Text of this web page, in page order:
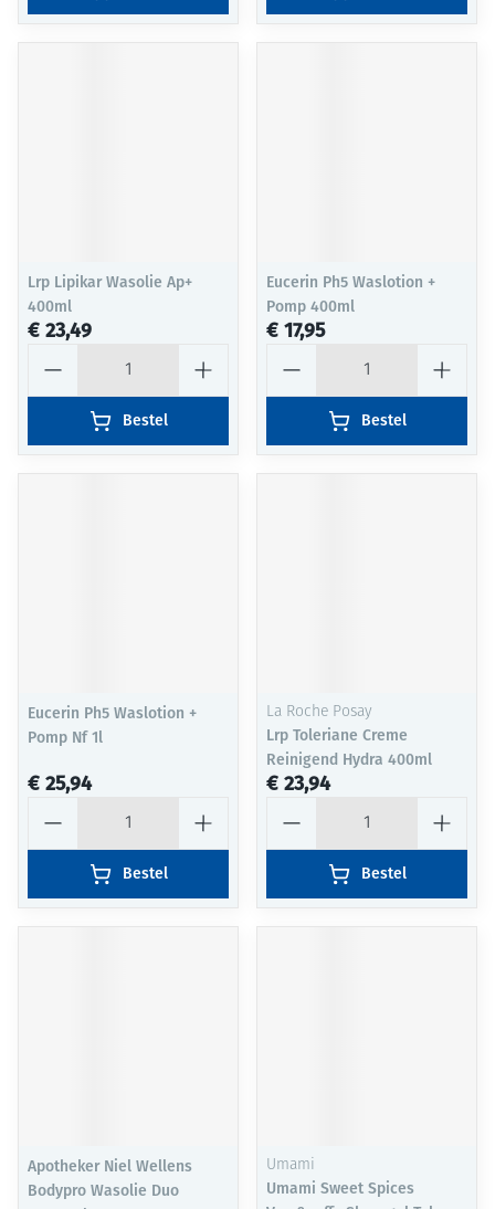
Lrp Lipikar Wasolie Ap+
400ml
€ 23,49
Bestel
Eucerin Ph5 Waslotion +
Pomp 400ml
€ 17,95
Bestel
Eucerin Ph5 Waslotion +
Pomp Nf 1l
€ 25,94
Bestel
La Roche Posay
Lrp Toleriane Creme
Reinigend Hydra 400ml
€ 23,94
Bestel
Apotheker Niel Wellens
Bodypro Wasolie Duo
Umami
Umami Sweet Spices